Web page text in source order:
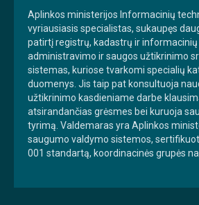
Aplinkos ministerijos Informacinių
vyriausiasis specialistas, sukaupęs
patirtį registrų, kadastrų ir
administravimo ir saugos užtikrinimo
sistemas, kuriose tvarkomi specialių
duomenys. Jis taip pat konsultuoja
užtikrinimo kasdieniame darbe
atsirandančias grėsmes bei kuruoja
tyrimą. Valdemaras yra Aplinkos
saugumo valdymo sistemos,
001 standartą, koordinacinės grupės